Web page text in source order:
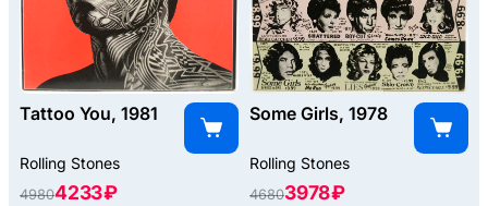
Tattoo You, 1981
Rolling Stones
49804233 ₽
Some Girls, 1978
Rolling Stones
46803978 ₽